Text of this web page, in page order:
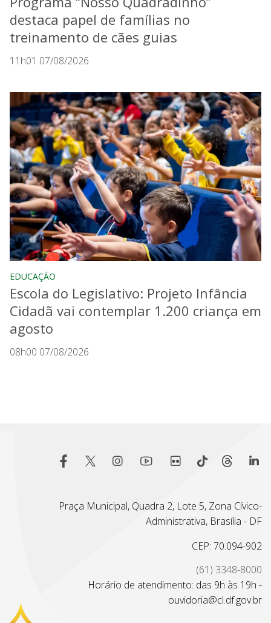
destaca papel de famílias no
treinamento de cães guias
11h01 07/08/2026
EDUCAÇÃO
Escola do Legislativo: Projeto Infância
Cidadã vai contemplar 1.200 criança em
agosto
08h00 07/08/2026
Praça Municipal, Quadra 2, Lote 5, Zona Cívico-
Administrativa, Brasília - DF
CEP: 70.094-902
(61) 3348-8000
Horário de atendimento: das 9h às 19h -
ouvidoria@cl.df.gov.br